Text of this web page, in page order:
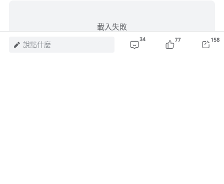
載入失敗
說點什麼
34 77 158